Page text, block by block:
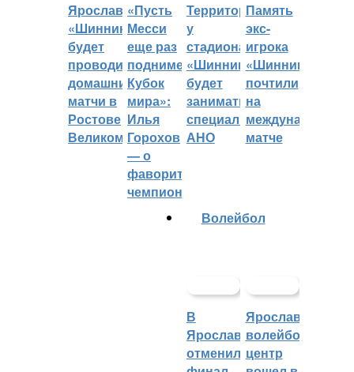
Ярославский
«Шинник»
будет
проводить
домашние
матчи в
Ростове
Великом
«Пусть
Месси
еще раз
поднимет
Кубок
мира»:
Илья
Горохов
— о
фаворитах
чемпионата
Территорией
у
стадиона
«Шинник»
будет
заниматься
специальное
АНО
Память
экс-
игрока
«Шинника»
почтили
на
международном
матче
Волейбол
В
Ярославле
отменили
Ярославский
волейбольный
центр